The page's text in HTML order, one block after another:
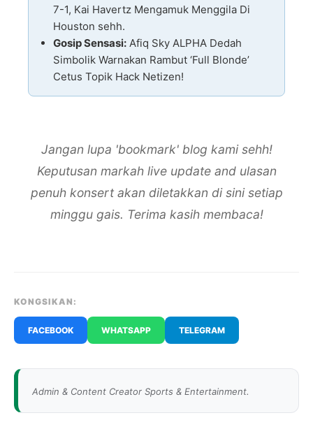
7-1, Kai Havertz Mengamuk Menggila Di
Houston sehh.
Gosip Sensasi: Afiq Sky ALPHA Dedah
Simbolik Warnakan Rambut ‘Full Blonde’
Cetus Topik Hack Netizen!
Jangan lupa 'bookmark' blog kami sehh!
Keputusan markah live update and ulasan
penuh konsert akan diletakkan di sini setiap
minggu gais. Terima kasih membaca!
KONGSIKAN:
FACEBOOK WHATSAPP TELEGRAM
Admin & Content Creator Sports & Entertainment.